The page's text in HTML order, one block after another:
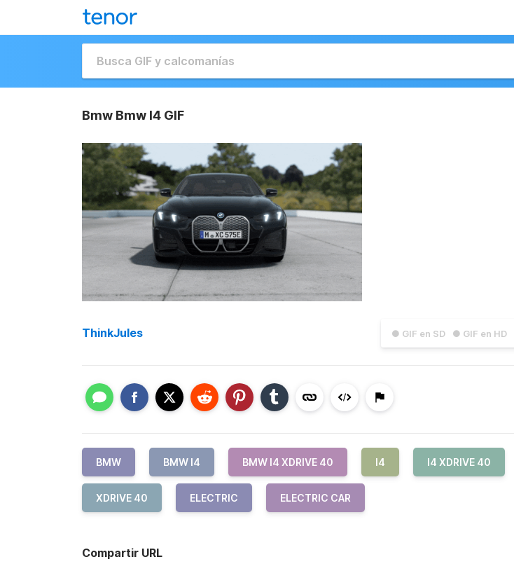
Bmw Bmw I4 GIF
● GIF en SD ● GIF en HD
ThinkJules
BMW BMW I4 BMW I4 XDRIVE 40 I4 I4 XDRIVE 40
XDRIVE 40 ELECTRIC ELECTRIC CAR
Compartir URL